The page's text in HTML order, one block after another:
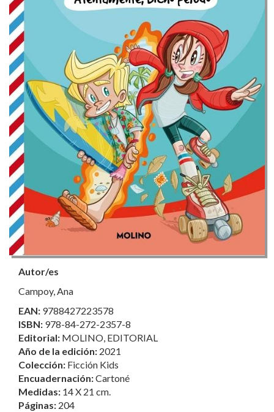
Autor/es
Campoy, Ana
EAN: 9788427223578
ISBN: 978-84-272-2357-8
Editorial: MOLINO, EDITORIAL
Año de la edición: 2021
Colección: Ficción Kids
Encuadernación:Cartoné
Medidas: 14 X 21 cm.
Páginas: 204